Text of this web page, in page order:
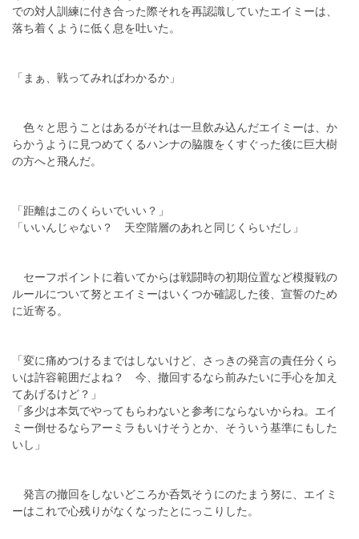
での対人訓練に付き合った際それを再認識していたエイミーは、
落ち着くように低く息を吐いた。
「まぁ、戦ってみればわかるか」
色々と思うことはあるがそれは一旦飲み込んだエイミーは、か
らかうように見つめてくるハンナの脇腹をくすぐった後に巨大樹
の方へと飛んだ。
「距離はこのくらいでいい？」
「いいんじゃない？ 天空階層のあれと同じくらいだし」
セーフポイントに着いてからは戦闘時の初期位置など模擬戦の
ルールについて努とエイミーはいくつか確認した後、宣誓のため
に近寄る。
「変に痛めつけるまではしないけど、さっきの発言の責任分くら
いは許容範囲だよね？ 今、撤回するなら前みたいに手心を加え
てあげるけど？」
「多少は本気でやってもらわないと参考にならないからね。エイ
ミー倒せるならアーミラもいけそうとか、そういう基準にもした
いし」
発言の撤回をしないどころか呑気そうにのたまう努に、エイミ
ーはこれで心残りがなくなったとにっこりした。